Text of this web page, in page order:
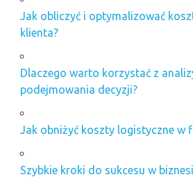
Jak obliczyć i optymalizować
klienta?
Dlaczego warto korzystać z
podejmowania decyzji?
Jak obniżyć koszty logistyczne w
Szybkie kroki do sukcesu w